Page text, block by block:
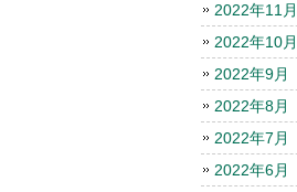
2022年11月
2022年10月
2022年9月
2022年8月
2022年7月
2022年6月